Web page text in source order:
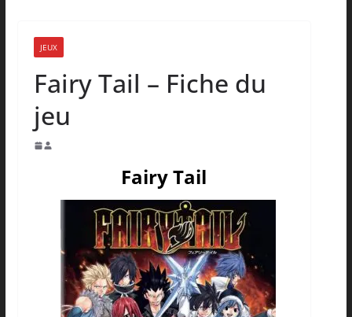
JEUX
Fairy Tail – Fiche du
jeu
Fairy Tail